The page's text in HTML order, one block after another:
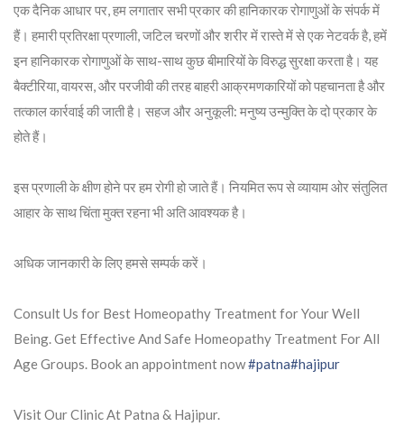
एक दैनिक आधार पर, हम लगातार सभी प्रकार की हानिकारक रोगाणुओं के संपर्क में
हैं। हमारी प्रतिरक्षा प्रणाली, जटिल चरणों और शरीर में रास्ते में से एक नेटवर्क है, हमें
इन हानिकारक रोगाणुओं के साथ-साथ कुछ बीमारियों के विरुद्ध सुरक्षा करता है। यह
बैक्टीरिया, वायरस, और परजीवी की तरह बाहरी आक्रमणकारियों को पहचानता है और
तत्काल कार्रवाई की जाती है। सहज और अनुकूली: मनुष्य उन्मुक्ति के दो प्रकार के
होते हैं।
इस प्रणाली के क्षीण होने पर हम रोगी हो जाते हैं। नियमित रूप से व्यायाम ओर संतुलित
आहार के साथ चिंता मुक्त रहना भी अति आवश्यक है।
अधिक जानकारी के लिए हमसे सम्पर्क करें।
Consult Us for Best Homeopathy Treatment for Your Well
Being. Get Effective And Safe Homeopathy Treatment For All
Age Groups. Book an appointment now#patna#hajipur
Visit Our Clinic At Patna & Hajipur.